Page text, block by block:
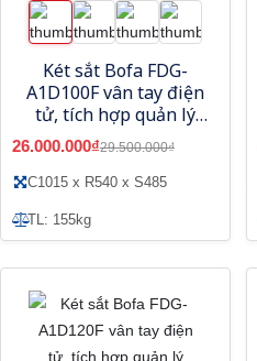
Két sắt Bofa FDG-
A1D100F vân tay điện
tử, tích hợp quản lý
bằng điện thoại
26.000.000₫29.500.000₫
C1015 x R540 x S485
TL: 155kg